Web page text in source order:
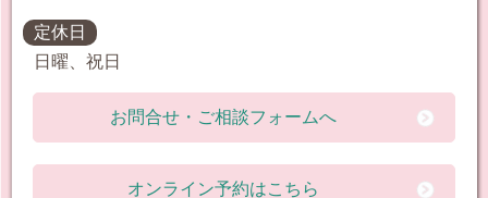
定休日
日曜、祝日
お問合せ・ご相談フォームへ
オンライン予約はこちら